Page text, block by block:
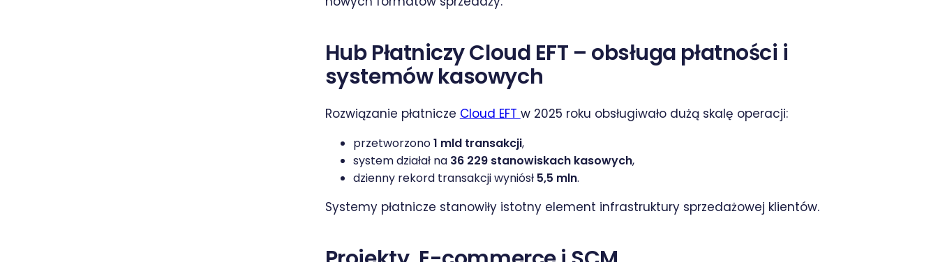
Hub Płatniczy Cloud EFT – obsługa płatności i
systemów kasowych
Rozwiązanie płatnicze Cloud EFT w 2025 roku obsługiwało dużą skalę operacji:
przetworzono1 mld transakcji,
system działał na 36 229 stanowiskach kasowych,
dzienny rekord transakcji wyniósł 5,5 mln.
Systemy płatnicze stanowiły istotny element infrastruktury sprzedażowej klientów.